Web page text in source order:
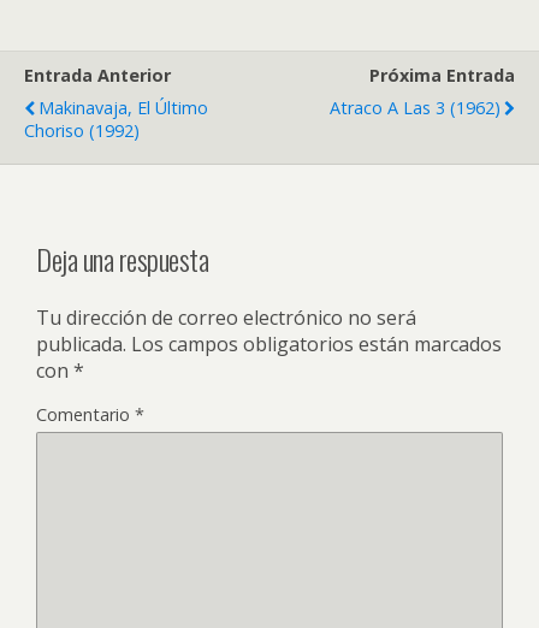
Entrada Anterior
Makinavaja, El Último
Choriso (1992)
Próxima Entrada
Atraco A Las 3 (1962)
Deja una respuesta
Tu dirección de correo electrónico no será
publicada. Los campos obligatorios están marcados
con *
Comentario *